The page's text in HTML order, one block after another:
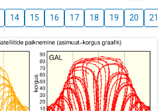
14 15 16 17 18 19 20 21